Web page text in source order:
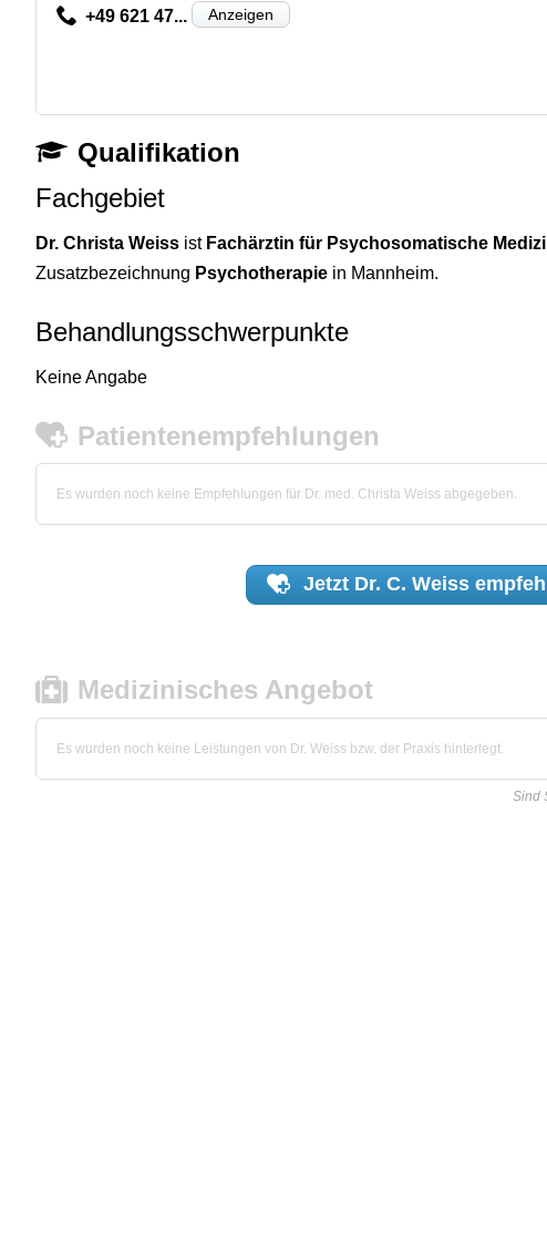
+49 621 47... Anzeigen
Qualifikation
Fachgebiet
Dr. Christa Weiss ist Fachärztin für Psychosomatische
Zusatzbezeichnung Psychotherapie in Mannheim.
Behandlungsschwerpunkte
Keine Angabe
Patientenempfehlungen
Es wurden noch keine Empfehlungen für Dr. med. Christa Weiss abgegeben.
Jetzt Dr. C. Weiss
Medizinisches Angebot
Es wurden noch keine Leistungen von Dr. Weiss bzw. der Praxis hinterlegt.
Sind